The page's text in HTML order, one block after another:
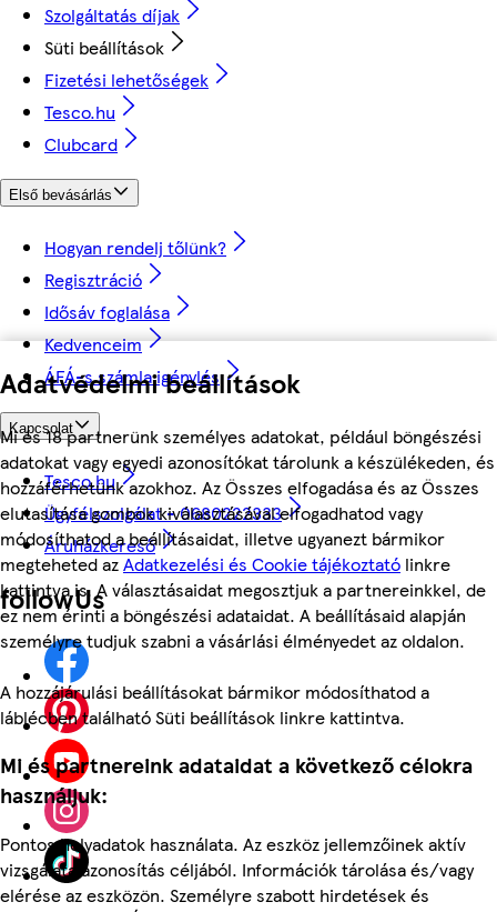
Adatvédelmi beállítások
Mi és 18 partnerünk személyes adatokat, például böngészési
adatokat vagy egyedi azonosítókat tárolunk a készülékeden, és
hozzáférhetünk azokhoz. Az Összes elfogadása és az Összes
elutasítása gombok kiválasztásával elfogadhatod vagy
módosíthatod a beállításaidat, illetve ugyanezt bármikor
megteheted azAdatkezelési és Cookie tájékoztató linkre
kattintva is. A választásaidat megosztjuk a partnereinkkel, de
ez nem érinti a böngészési adataidat. A beállításaid alapján
személyre tudjuk szabni a vásárlási élményedet az oldalon.
A hozzájárulási beállításokat bármikor módosíthatod a
láblécben található Süti beállítások linkre kattintva.
Mi és partnereink adataidat a következő célokra
használjuk:
Pontos helyadatok használata. Az eszköz jellemzőinek aktív
vizsgálata azonosítás céljából. Információk tárolása és/vagy
elérése az eszközön. Személyre szabott hirdetések és
Szolgáltatás díjak
Süti beállítások
Fizetési lehetőségek
Tesco.hu
Clubcard
Első bevásárlás
Hogyan rendelj tőlünk?
Regisztráció
Idősáv foglalása
Kedvenceim
ÁFÁ-s számla igénylés
Kapcsolat
Tesco.hu
Ügyfélszolgálat - 0680222333
Áruházkereső
followUs